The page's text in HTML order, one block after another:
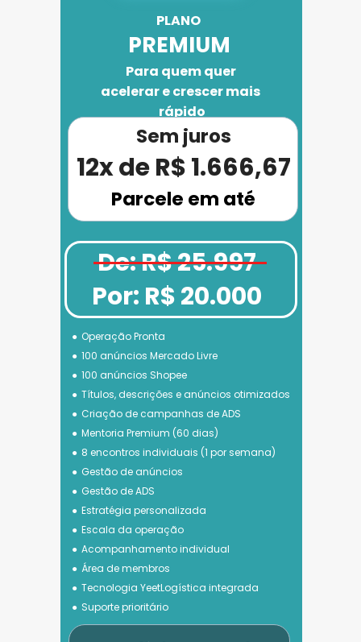
PLANO
PREMIUM
Operação Pronta
100 anúncios Mercado Livre
100 anúncios Shopee
Títulos, descrições e anúncios otimizados
Criação de campanhas de ADS
Mentoria Premium (60 dias)
8 encontros individuais (1 por semana)
Gestão de anúncios
Gestão de ADS
Estratégia personalizada
Escala da operação
Acompanhamento individual
Área de membros
Tecnologia YeetLogística integrada
Suporte prioritário
Para quem quer
acelerar e crescer mais
rápido
Parcele em até
12x de R$ 1.666,67
Sem juros
De: R$ 25.997
Por: R$ 20.000